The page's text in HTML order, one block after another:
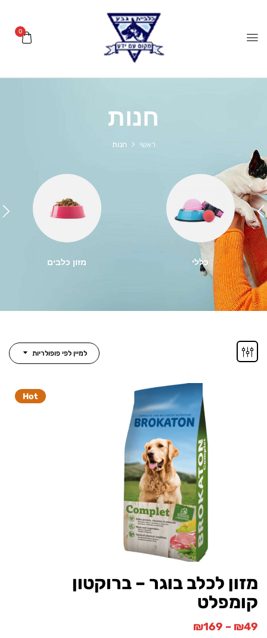
חנות
חנות
כללי מזון כלבים
למיין לפי פופולריות
לכלב בוגר – ברוקטון
–
₪169